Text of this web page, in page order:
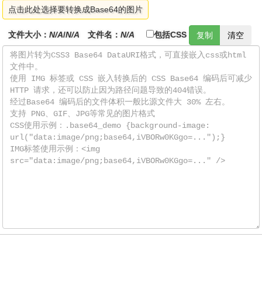
点击此处选择要转换成Base64的图片
文件大小： N/A/N/A 文件名： N/A 包括CSS 复制 清空